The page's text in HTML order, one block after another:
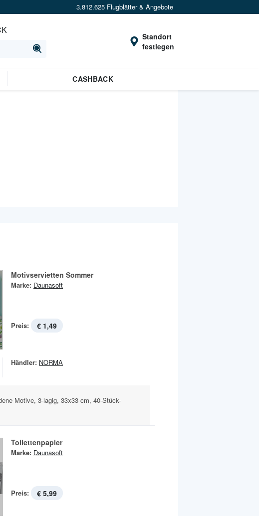
3.812.625 Flugblätter & Angebote
Standort
festlegen
CASHBACK
Motivservietten Sommer
Marke: Daunasoft
Preis: € 1,49
Händler: NORMA
Motive, 3-lagig, 33x33 cm, 40-Stück-
Toilettenpapier
Marke: Daunasoft
Preis: € 5,99